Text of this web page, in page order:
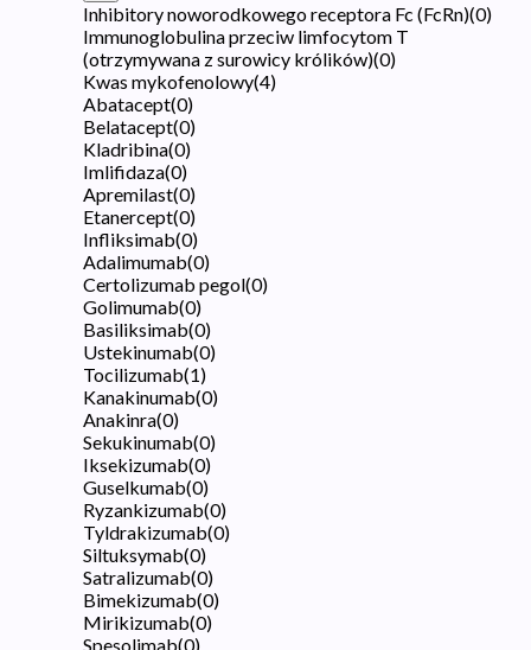
Inhibitory noworodkowego receptora Fc (FcRn)(0)
Immunoglobulina przeciw limfocytom T
(otrzymywana z surowicy królików)(0)
Kwas mykofenolowy(4)
Abatacept(0)
Belatacept(0)
Kladribina(0)
Imlifidaza(0)
Apremilast(0)
Etanercept(0)
Infliksimab(0)
Adalimumab(0)
Certolizumab pegol(0)
Golimumab(0)
Basiliksimab(0)
Ustekinumab(0)
Tocilizumab(1)
Kanakinumab(0)
Anakinra(0)
Sekukinumab(0)
Iksekizumab(0)
Guselkumab(0)
Ryzankizumab(0)
Tyldrakizumab(0)
Siltuksymab(0)
Satralizumab(0)
Bimekizumab(0)
Mirikizumab(0)
Spesolimab(0)